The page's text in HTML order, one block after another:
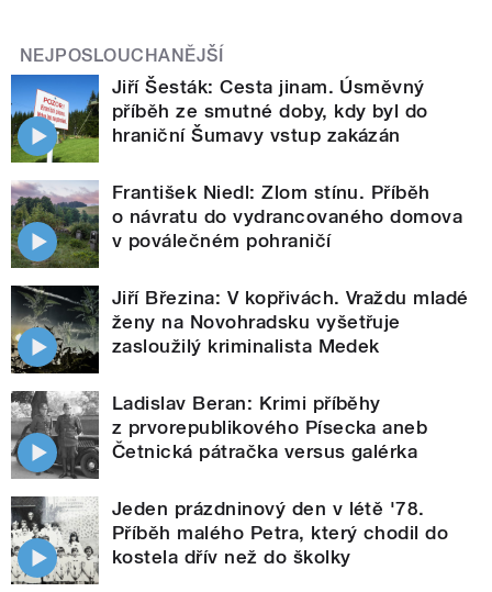
NEJPOSLOUCHANĚJŠÍ
Jiří Šesták: Cesta jinam. Úsměvný
příběh ze smutné doby, kdy byl do
hraniční Šumavy vstup zakázán
František Niedl: Zlom stínu. Příběh
o návratu do vydrancovaného domova
v poválečném pohraničí
Jiří Březina: V kopřivách. Vraždu mladé
ženy na Novohradsku vyšetřuje
zasloužilý kriminalista Medek
Ladislav Beran: Krimi příběhy
z prvorepublikového Písecka aneb
Četnická pátračka versus galérka
Jeden prázdninový den v létě '78.
Příběh malého Petra, který chodil do
kostela dřív než do školky